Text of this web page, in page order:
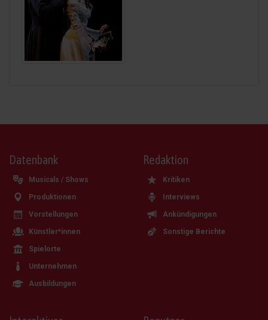
Datenbank
Musicals / Shows
Produktionen
Vorstellungen
Künstler*innen
Spielorte
Unternehmen
Ausbildungen
Redaktion
Kritiken
Interviews
Ankündigungen
Sonstige Berichte